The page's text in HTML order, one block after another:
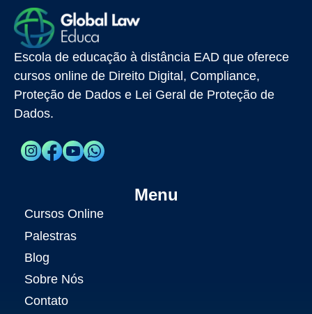
Escola de educação à distância EAD que oferece
cursos online de Direito Digital, Compliance,
Proteção de Dados e Lei Geral de Proteção de
Dados.
Menu
Cursos Online
Palestras
Blog
Sobre Nós
Contato